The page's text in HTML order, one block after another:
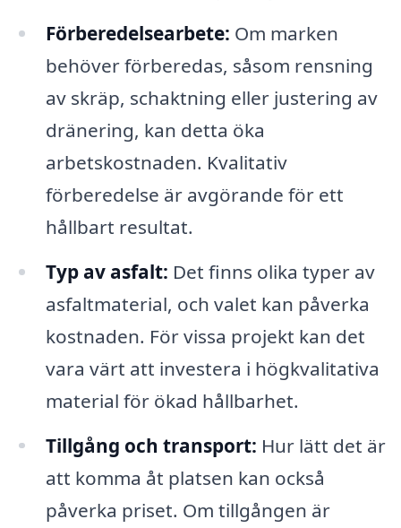
Förberedelsearbete: Om marken
behöver förberedas, såsom rensning
av skräp, schaktning eller justering av
dränering, kan detta öka
arbetskostnaden. Kvalitativ
förberedelse är avgörande för ett
hållbart resultat.
Typ av asfalt: Det finns olika typer av
asfaltmaterial, och valet kan påverka
kostnaden. För vissa projekt kan det
vara värt att investera i högkvalitativa
material för ökad hållbarhet.
Tillgång och transport: Hur lätt det är
att komma åt platsen kan också
påverka priset. Om tillgången är